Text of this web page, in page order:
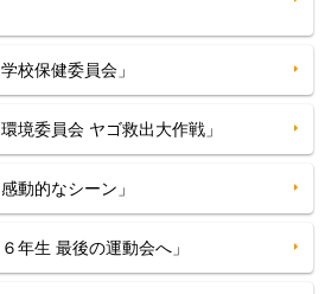
校保健委員会」
境委員会 ヤゴ救出大作戦」
動的なシーン」
年生 最後の運動会へ」